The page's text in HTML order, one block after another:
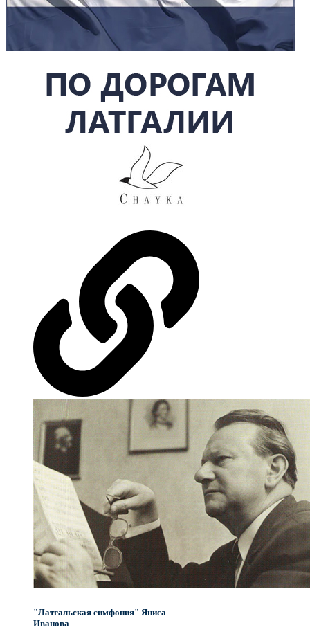
"Латгальская симфония" Яниса
Иванова